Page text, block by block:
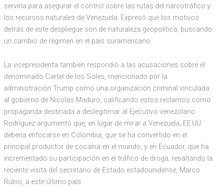
serviría para asegurar el control sobre las rutas del narcotráfico y
los recursos naturales de Venezuela. Expresó que los motivos
detrás de este despliegue son de naturaleza geopolítica, buscando
un cambio de régimen en el país suramericano.
La vicepresidenta también respondió a las acusaciones sobre el
denominado Cartel de los Soles, mencionado por la
administración Trump como una organización criminal vinculada
al gobierno de Nicolás Maduro, calificando estos reclamos como
propaganda destinada a deslegitimar al Ejecutivo venezolano.
Rodríguez argumentó que, en lugar de mirar a Venezuela, EE.UU.
debería enfocarse en Colombia, que se ha convertido en el
principal productor de cocaína en el mundo, y en Ecuador, que ha
incrementado su participación en el tráfico de droga, resaltando la
reciente visita del secretario de Estado estadounidense, Marco
Rubio, a este último país.